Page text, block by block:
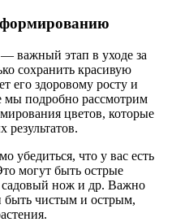
формированию
важный этап в уходе за
сохранить красивую
его здоровому росту и
мы подробно рассмотрим
цветов, которые
результатов.
убедиться, что у вас есть
могут быть острые
садовый нож и др. Важно
быть чистым и острым,